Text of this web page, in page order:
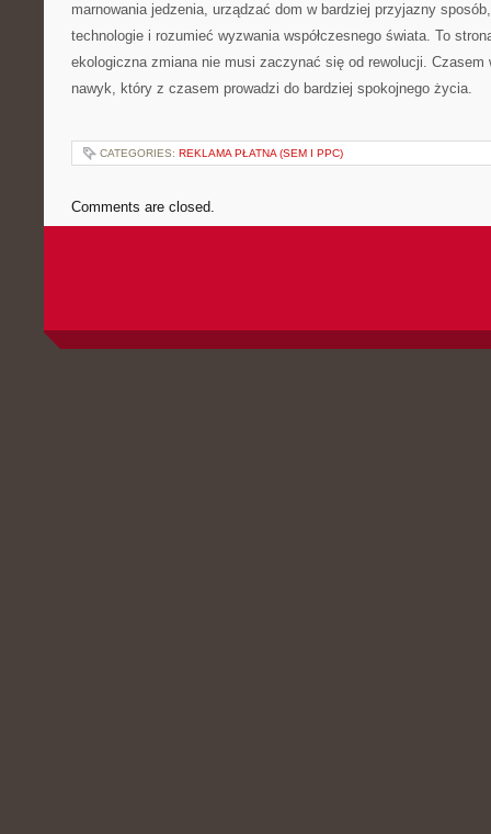
marnowania jedzenia, urządzać dom w bardziej przyjazny
technologie i rozumieć wyzwania współczesnego świata. To
ekologiczna zmiana nie musi zaczynać się od rewolucji. Czasem
nawyk, który z czasem prowadzi do bardziej spokojnego życia.
CATEGORIES: REKLAMA PŁATNA (SEM I PPC)
Comments are closed.